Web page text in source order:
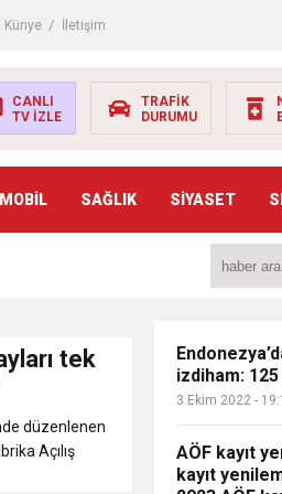
Künye İletişim
CANLI
TV İZLE
TRAFİK
DURUMU
SAĞLIK SİYASET
AÖF kayıt yenileme
(2022 ÖSYM KPSS
tek
düzenlenen
Açılış
izdiham:
3 Ekim 2022 -
AÖF kayıt
kayıt